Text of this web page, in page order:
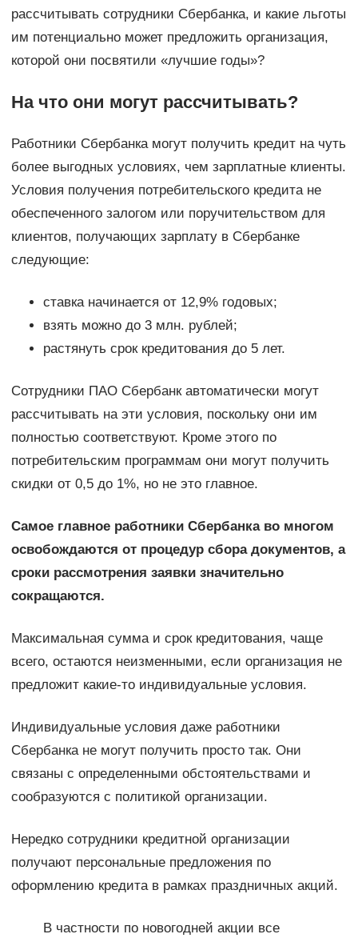
рассчитывать сотрудники Сбербанка, и какие льготы
им потенциально может предложить организация,
которой они посвятили «лучшие годы»?
На что они могут рассчитывать?
Работники Сбербанка могут получить кредит на чуть
более выгодных условиях, чем зарплатные клиенты.
Условия получения потребительского кредита не
обеспеченного залогом или поручительством для
клиентов, получающих зарплату в Сбербанке
следующие:
ставка начинается от 12,9% годовых;
взять можно до 3 млн. рублей;
растянуть срок кредитования до 5 лет.
Сотрудники ПАО Сбербанк автоматически могут
рассчитывать на эти условия, поскольку они им
полностью соответствуют. Кроме этого по
потребительским программам они могут получить
скидки от 0,5 до 1%, но не это главное.
Самое главное работники Сбербанка во многом
освобождаются от процедур сбора документов, а
сроки рассмотрения заявки значительно
сокращаются.
Максимальная сумма и срок кредитования, чаще
всего, остаются неизменными, если организация не
предложит какие-то индивидуальные условия.
Индивидуальные условия даже работники
Сбербанка не могут получить просто так. Они
связаны с определенными обстоятельствами и
сообразуются с политикой организации.
Нередко сотрудники кредитной организации
получают персональные предложения по
оформлению кредита в рамках праздничных акций.
В частности по новогодней акции все